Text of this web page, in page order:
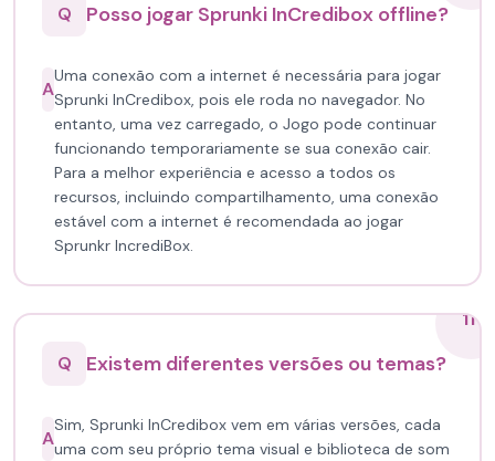
Q
Posso jogar Sprunki InCredibox offline?
A
Uma conexão com a internet é necessária para jogar
Sprunki InCredibox, pois ele roda no navegador. No
entanto, uma vez carregado, o Jogo pode continuar
funcionando temporariamente se sua conexão cair.
Para a melhor experiência e acesso a todos os
recursos, incluindo compartilhamento, uma conexão
estável com a internet é recomendada ao jogar
Sprunkr IncrediBox.
11
Q
Existem diferentes versões ou temas?
A
Sim, Sprunki InCredibox vem em várias versões, cada
uma com seu próprio tema visual e biblioteca de som